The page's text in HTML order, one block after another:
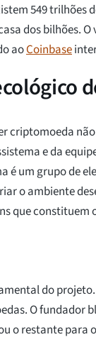
549 trilhões
dos bilhões.
aoCoinbase
criptomoeda
e da
é um grupo de
o ambiente
que constituem
do
O fundador
o restante